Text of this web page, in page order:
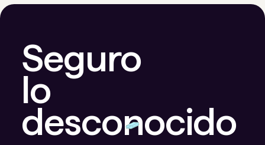
Seguro
lo
desconocido